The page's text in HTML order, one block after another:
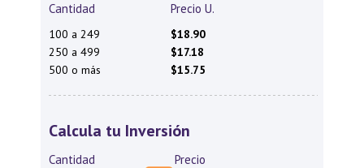
Cantidad Precio U.
100 a 249
$18.90
250 a 499
$17.18
500 o más
$15.75
Calcula tu Inversión
Cantidad Precio